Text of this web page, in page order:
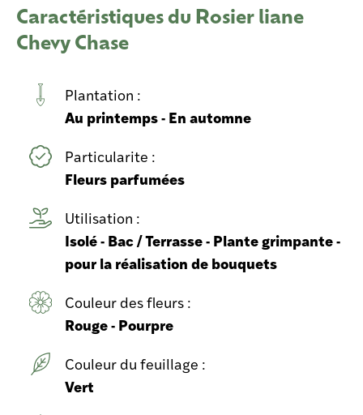
Caractéristiques du Rosier liane
Chevy Chase
Plantation :
Au printemps - En automne
Particularite :
Fleurs parfumées
Utilisation :
Isolé - Bac / Terrasse - Plante grimpante -
pour la réalisation de bouquets
Couleur des fleurs :
Rouge - Pourpre
Couleur du feuillage :
Vert